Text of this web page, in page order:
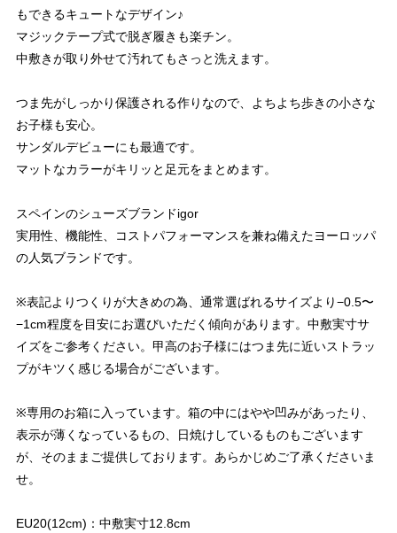
もできるキュートなデザイン♪
マジックテープ式で脱ぎ履きも楽チン。
中敷きが取り外せて汚れてもさっと洗えます。
つま先がしっかり保護される作りなので、よちよち歩きの小さな
お子様も安心。
サンダルデビューにも最適です。
マットなカラーがキリッと足元をまとめます。
スペインのシューズブランドigor
実用性、機能性、コストパフォーマンスを兼ね備えたヨーロッパ
の人気ブランドです。
※表記よりつくりが大きめの為、通常選ばれるサイズより−0.5〜
−1cm程度を目安にお選びいただく傾向があります。中敷実寸サ
イズをご参考ください。甲高のお子様にはつま先に近いストラッ
プがキツく感じる場合がございます。
※専用のお箱に入っています。箱の中にはやや凹みがあったり、
表示が薄くなっているもの、日焼けしているものもございます
が、そのままご提供しております。あらかじめご了承くださいま
せ。
EU20(12cm)：中敷実寸12.8cm